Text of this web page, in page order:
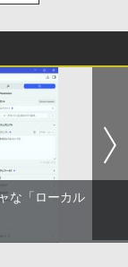
な「ローカル